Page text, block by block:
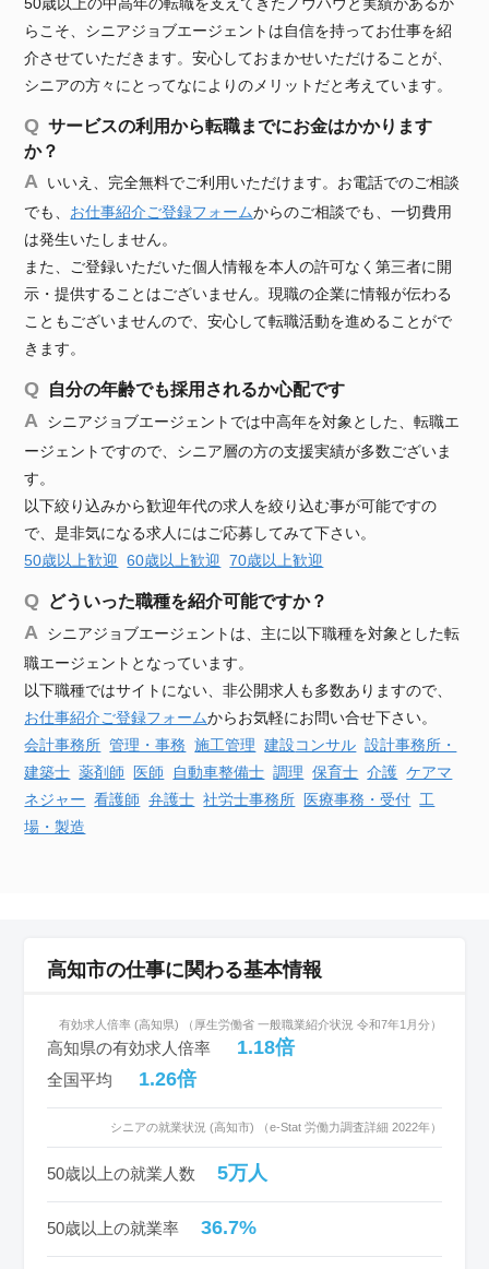
らこそ、シニアジョブエージェントは自信を持ってお仕事を紹
介させていただきます。安心しておまかせいただけることが、
シニアの方々にとってなによりのメリットだと考えています。
サービスの利用から転職までにお金はかかります
か？
いいえ、完全無料でご利用いただけます。お電話でのご相談
でも、 お仕事紹介ご登録フォームからのご相談でも、一切費用
は発生いたしません。
また、ご登録いただいた個人情報を本人の許可なく第三者に開
示・提供することはございません。現職の企業に情報が伝わる
こともございませんので、安心して転職活動を進めることがで
きます。
自分の年齢でも採用されるか心配です
シニアジョブエージェントでは中高年を対象とした、転職エ
ージェントですので、シニア層の方の支援実績が多数ございま
す。
以下絞り込みから歓迎年代の求人を絞り込む事が可能ですの
で、是非気になる求人にはご応募してみて下さい。
50歳以上歓迎 60歳以上歓迎 70歳以上歓迎
どういった職種を紹介可能ですか？
シニアジョブエージェントは、主に以下職種を対象とした転
職エージェントとなっています。
以下職種ではサイトにない、非公開求人も多数ありますので、
お仕事紹介ご登録フォームからお気軽にお問い合せ下さい。
会計事務所 管理・事務 施工管理 建設コンサル 設計事務所・
建築士 薬剤師 医師 自動車整備士 調理 保育士 介護 ケアマ
ネジャー 看護師 弁護士 社労士事務所 医療事務・受付 工
場・製造
高知市の仕事に関わる基本情報
有効求人倍率 (高知県) （厚生労働省 一般職業紹介状況 令和7年1月分）
高知県の有効求人倍率 1.18倍
全国平均 1.26倍
シニアの就業状況 (高知市) （e-Stat 労働力調査詳細 2022年）
50歳以上の就業人数 5万人
50歳以上の就業率 36.7%